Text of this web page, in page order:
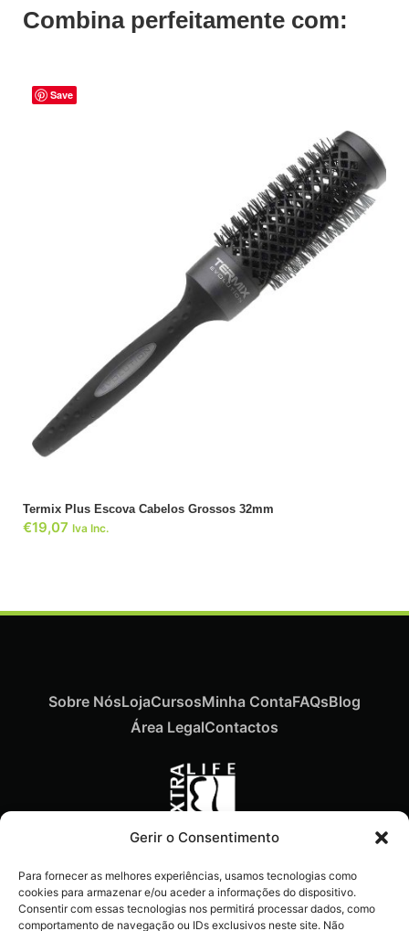
Gerir o Consentimento
Para fornecer as melhores experiências, usamos tecnologias como
cookies para armazenar e/ou aceder a informações do dispositivo.
Consentir com essas tecnologias nos permitirá processar dados, como
comportamento de navegação ou IDs exclusivos neste site. Não
Combina perfeitamente com:
Save
Termix Plus Escova Cabelos Grossos 32mm
€19,07 Iva Inc.
novidades e dicas
imperdíveis diretamente no
Sobre NósLojaCursosMinha ContaFAQsBlog
Área LegalContactos